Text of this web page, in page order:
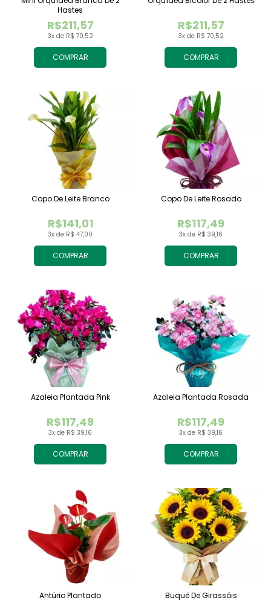
COMPRAR
3x de R$ 70,52
R$211,57
Hastes
COMPRAR
3x de R$ 70,52
R$211,57
COMPRAR
3x de R$ 47,00
R$141,01
Copo De Leite Branco
COMPRAR
3x de R$ 39,16
R$117,49
Copo De Leite Rosado
COMPRAR
3x de R$ 39,16
R$117,49
Azaleia Plantada Pink
COMPRAR
3x de R$ 39,16
R$117,49
Azaleia Plantada Rosada
Antúrio Plantado Buquê De Girassóis